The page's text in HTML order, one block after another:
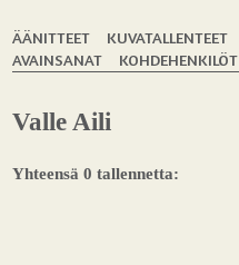
ÄÄNITTEET KUVATALLENTEET
AVAINSANAT
KOHDEHENKILÖT
Valle Aili
Yhteensä 0 tallennetta: